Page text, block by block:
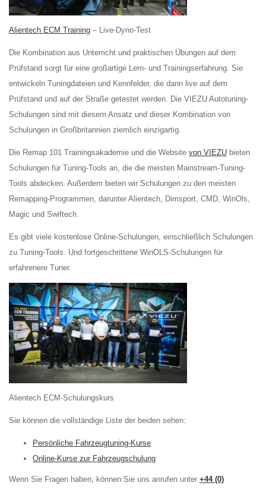
Alientech ECM Training – Live-Dyno-Test
Die Kombination aus Unterricht und praktischen Übungen auf dem
Prüfstand sorgt für eine großartige Lern- und Trainingserfahrung. Sie
entwickeln Tuningdateien und Kennfelder, die dann live auf dem
Prüfstand und auf der Straße getestet werden. Die VIEZU Autotuning-
Schulungen sind mit diesem Ansatz und dieser Kombination von
Schulungen in Großbritannien ziemlich einzigartig.
Die Remap 101 Trainingsakademie und die Website von VIEZU bieten
Schulungen für Tuning-Tools an, die die meisten Mainstream-Tuning-
Tools abdecken. Außerdem bieten wir Schulungen zu den meisten
Remapping-Programmen, darunter Alientech, Dimsport, CMD, WinOls,
Magic und Swiftech.
Es gibt viele kostenlose Online-Schulungen, einschließlich Schulungen
zu Tuning-Tools. Und fortgeschrittene WinOLS-Schulungen für
erfahrenere Tuner.
Alientech ECM-Schulungskurs
Sie können die vollständige Liste der beiden sehen:
Persönliche Fahrzeugtuning-Kurse
Online-Kurse zur Fahrzeugschulung
Wenn Sie Fragen haben, können Sie uns anrufen unter +44 (0)